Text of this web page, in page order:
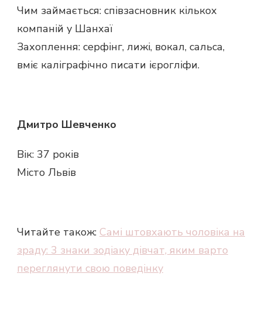
Чим займається: співзасновник кількох
компаній у Шанхаї
Захоплення: серфінг, лижі, вокал, сальса,
вміє каліграфічно писати ієрогліфи.
Дмитро Шевченко
Вік: 37 років
Місто Львів
Читайте також: Самі штовхають чоловіка на
зраду: 3 знаки зодіаку дівчат, яким варто
переглянути свою поведінку